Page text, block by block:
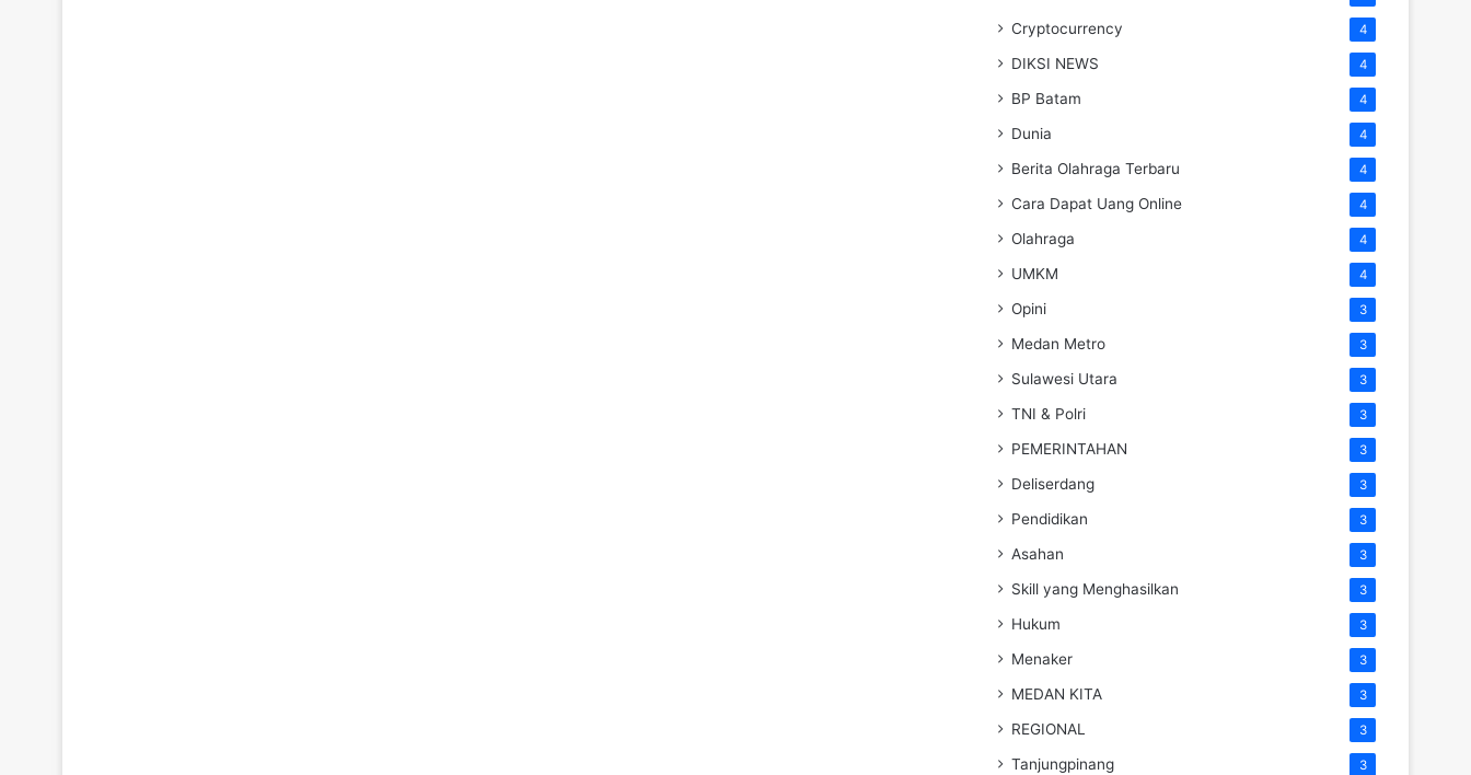
Cryptocurrency 4
DIKSI NEWS 4
BP Batam 4
Dunia 4
Berita Olahraga Terbaru 4
Cara Dapat Uang Online 4
Olahraga 4
UMKM 4
Opini 3
Medan Metro 3
Sulawesi Utara 3
TNI & Polri 3
PEMERINTAHAN 3
Deliserdang 3
Pendidikan 3
Asahan 3
Skill yang Menghasilkan 3
Hukum 3
Menaker 3
MEDAN KITA 3
REGIONAL 3
Tanjungpinang 3